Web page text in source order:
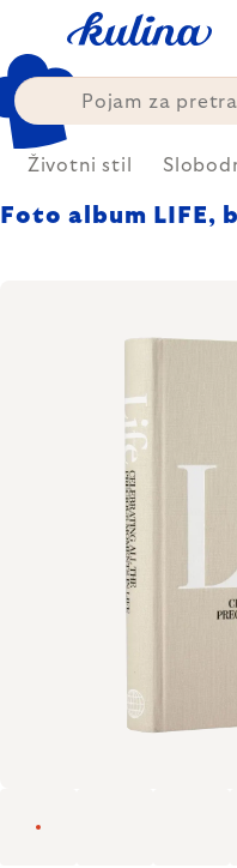
content
Životni stil
Foto album LIFE,